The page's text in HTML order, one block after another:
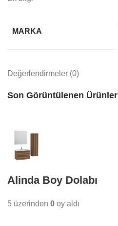
MARKA
Değerlendirmeler (0)
Son Görüntülenen Ürünler
Alinda Boy Dolabı
5 üzerinden 0 oy aldı